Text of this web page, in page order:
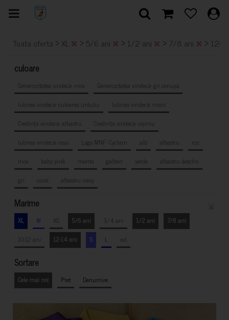
Toata oferta > XL > 5/6 ani > 1/2 ani > 7/8 ani > 12-
culoare
Generozitatea vindecă- mov
Generozitatea vindecă- gri cenușă
Iubirea vindecă- culoarea untului
Iubirea vindecă- maro
Credința vindecă- albastru
Credința vindecă- vișiniu
Iubirea vindecă- roșu
Logo MNF- Cyclam alb albastru
roz
mov
baby pink mentă galben verde
albastru deschis
gri
coral albastru navy
Marime
XL M XS 5/6 ani 3/4 ani 1/2 ani
7/8 ani
10-12 ani
12-14 ani S L xxl
Sortare
Cele mai noi Pret Denumire